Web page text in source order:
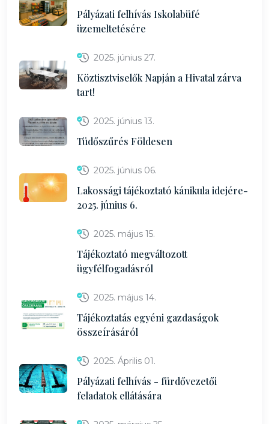
Pályázati felhívás Iskolabüfé
üzemeltetésére
2025. június 27.
Köztisztviselők Napján a Hivatal zárva
tart!
2025. június 13.
Tüdőszűrés Földesen
2025. június 06.
Lakossági tájékoztató kánikula idejére-
2025. június 6.
2025. május 15.
Tájékoztató megváltozott
ügyfélfogadásról
2025. május 14.
Tájékoztatás egyéni gazdaságok
összeírásáról
2025. Április 01.
Pályázati felhívás - fürdővezetői
feladatok ellátására